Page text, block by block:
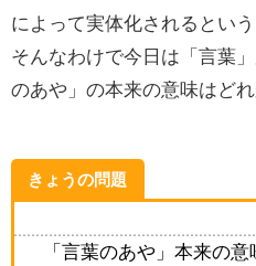
によって実体化されるという
そんなわけで今日は「言葉
のあや」の本来の意味はど
きょうの問題
「言葉のあや」本来の意